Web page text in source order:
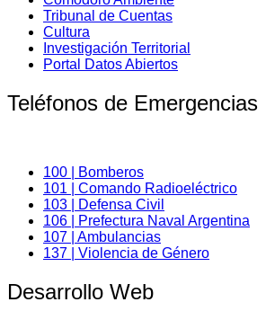
Tribunal de Cuentas
Cultura
Investigación Territorial
Portal Datos Abiertos
Teléfonos de Emergencias
100 | Bomberos
101 | Comando Radioeléctrico
103 | Defensa Civil
106 | Prefectura Naval Argentina
107 | Ambulancias
137 | Violencia de Género
Desarrollo Web